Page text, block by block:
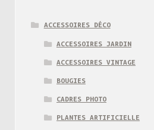
ACCESSOIRES DÉCO
ACCESSOIRES JARDIN
ACCESSOIRES VINTAGE
BOUGIES
CADRES PHOTO
PLANTES ARTIFICIELLE